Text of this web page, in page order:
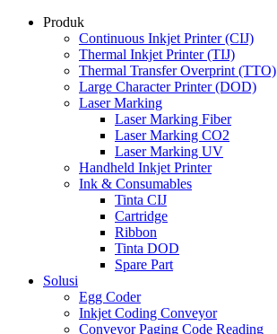
Produk
Continuous Inkjet Printer (CIJ)
Thermal Inkjet Printer (TIJ)
Thermal Transfer Overprint (TTO)
Large Character Printer (DOD)
Laser Marking
Laser Marking Fiber
Laser Marking CO2
Laser Marking UV
Handheld Inkjet Printer
Ink & Consumables
Tinta CIJ
Cartridge
Ribbon
Tinta DOD
Spare Part
Solusi
Egg Coder
Inkjet Coding Conveyor
Conveyor Paging Code Reading